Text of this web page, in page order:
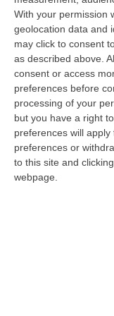
With your permission
geolocation data and
may click to consent
as described above.
consent or access
preferences before
processing of your
but you have a right
preferences will
preferences or
to this site and
webpage.
Ciclovia Dei Parchi
Del Tratto Fabrizia –
“SERRA SAN BRUNO
della sicurezza lungo la
05 Agosto, 21:56
Tari, Senese:
Per I Cittadini E
“CATANZARO A
del 17% per le imprese;
05 Agosto, 21:23